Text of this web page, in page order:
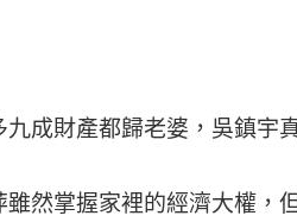
九成財產都歸老婆，吳鎮宇
雖然掌握家裡的經濟大權，